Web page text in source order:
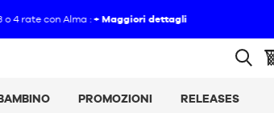
aperta
PROMOZIONI RELEASES